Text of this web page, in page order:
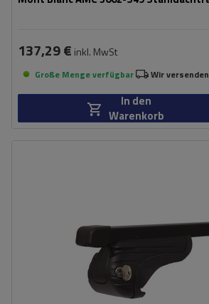
137,29 € inkl. MwSt
Große Menge verfügbar Wir
In den
Warenkorb